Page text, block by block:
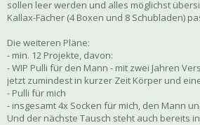
sollen leer werden und alles möglichst
Kallax-Fächer (4 Boxen und 8 Schubladen)
Die weiteren Pläne:
- min. 12 Projekte, davon:
- WIP Pulli für den Mann - mit zwei Jahren
jetzt zumindest in kurzer Zeit Körper und
- Pulli für mich
- insgesamt 4x Socken für mich, den Mann
Und der nächste Tausch steht auch bereits